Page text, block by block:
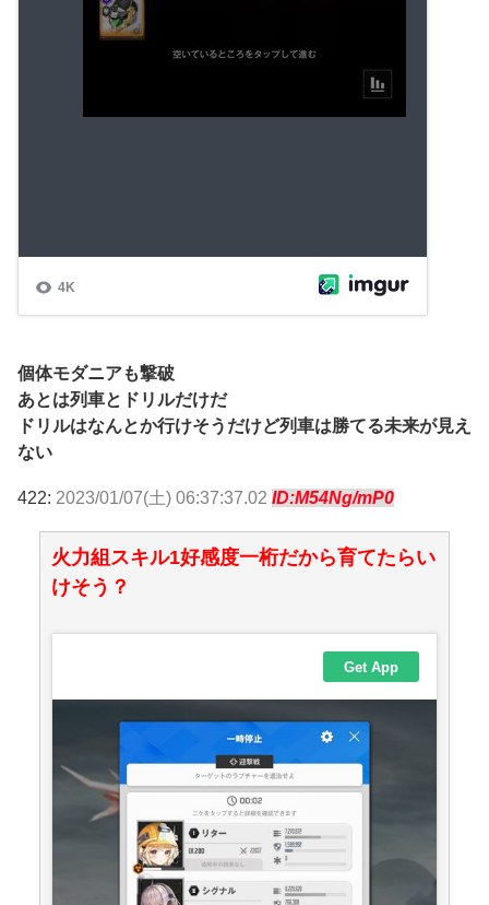
個体モダニアも撃破
あとは列車とドリルだけだ
ドリルはなんとか行けそうだけど列車は勝てる未来が見え
ない
422: 2023/01/07(土) 06:37:37.02 ID:M54Ng/mP0
火力組スキル1好感度一桁だから育てたらい
けそう？